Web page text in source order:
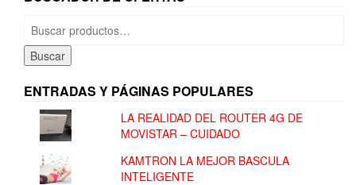
por:
Buscar
ENTRADAS Y PÁGINAS POPULARES
LA REALIDAD DEL ROUTER 4G DE
MOVISTAR – CUIDADO
KAMTRON LA MEJOR BASCULA
INTELIGENTE